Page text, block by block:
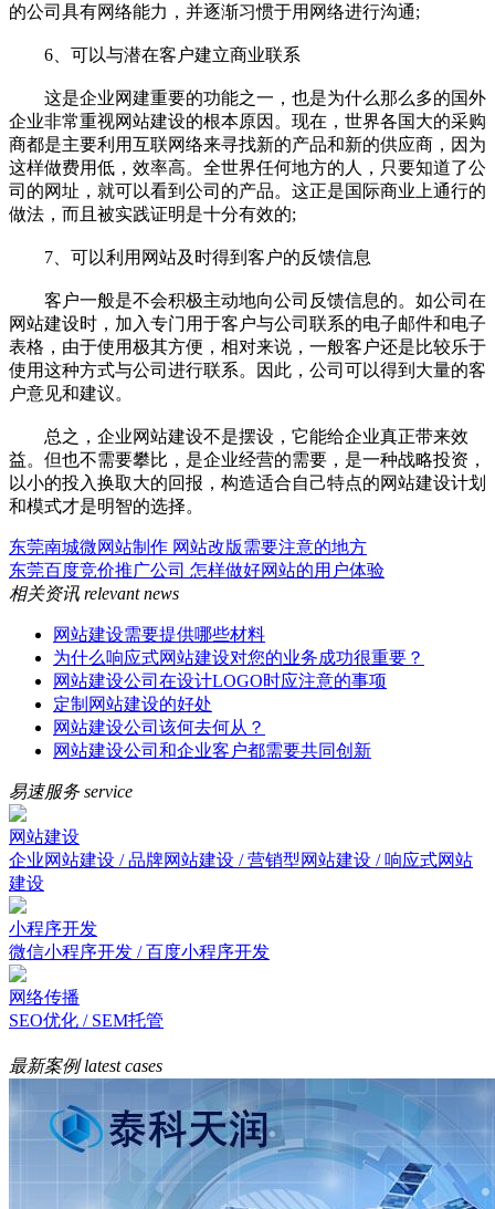
的公司具有网络能力，并逐渐习惯于用网络进行沟通;
6、可以与潜在客户建立商业联系
这是企业网建重要的功能之一，也是为什么那么多的国外
企业非常重视网站建设的根本原因。现在，世界各国大的采购
商都是主要利用互联网络来寻找新的产品和新的供应商，因为
这样做费用低，效率高。全世界任何地方的人，只要知道了公
司的网址，就可以看到公司的产品。这正是国际商业上通行的
做法，而且被实践证明是十分有效的;
7、可以利用网站及时得到客户的反馈信息
客户一般是不会积极主动地向公司反馈信息的。如公司在
网站建设时，加入专门用于客户与公司联系的电子邮件和电子
表格，由于使用极其方便，相对来说，一般客户还是比较乐于
使用这种方式与公司进行联系。因此，公司可以得到大量的客
户意见和建议。
总之，企业网站建设不是摆设，它能给企业真正带来效
益。但也不需要攀比，是企业经营的需要，是一种战略投资，
以小的投入换取大的回报，构造适合自己特点的网站建设计划
和模式才是明智的选择。
东莞南城微网站制作 网站改版需要注意的地方
东莞百度竞价推广公司 怎样做好网站的用户体验
相关资讯 relevant news
网站建设需要提供哪些材料
为什么响应式网站建设对您的业务成功很重要？
网站建设公司在设计LOGO时应注意的事项
定制网站建设的好处
网站建设公司该何去何从？
网站建设公司和企业客户都需要共同创新
易速服务service
网站建设
企业网站建设 / 品牌网站建设 / 营销型网站建设 / 响应式网站
建设
小程序开发
微信小程序开发 / 百度小程序开发
网络传播
SEO优化 / SEM托管
最新案例latest cases